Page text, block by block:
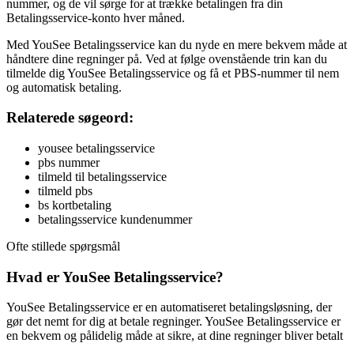
nummer, og de vil sørge for at trække betalingen fra din
Betalingsservice-konto hver måned.
Med YouSee Betalingsservice kan du nyde en mere bekvem måde at
håndtere dine regninger på. Ved at følge ovenstående trin kan du
tilmelde dig YouSee Betalingsservice og få et PBS-nummer til nem
og automatisk betaling.
Relaterede søgeord:
yousee betalingsservice
pbs nummer
tilmeld til betalingsservice
tilmeld pbs
bs kortbetaling
betalingsservice kundenummer
Ofte stillede spørgsmål
Hvad er YouSee Betalingsservice?
YouSee Betalingsservice er en automatiseret betalingsløsning, der
gør det nemt for dig at betale regninger. YouSee Betalingsservice er
en bekvem og pålidelig måde at sikre, at dine regninger bliver betalt